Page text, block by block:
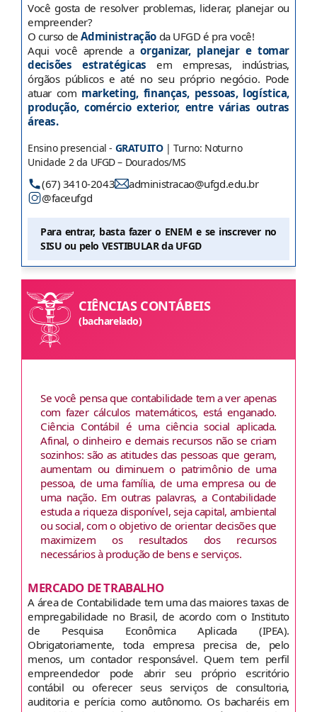
Você gosta de resolver problemas, liderar, planejar ou
empreender?
O curso deAdministraçãoda UFGD é pra você!
Aqui você aprende aorganizar, planejar e tomar
decisões estratégicas em empresas, indústrias,
órgãos públicos e até no seu próprio negócio. Pode
atuar com marketing, finanças, pessoas, logística,
produção, comércio exterior, entre várias outras
áreas.
Ensino presencial - GRATUITO| Turno: Noturno
Unidade 2 da UFGD – Dourados/MS
(67) 3410-2043
administracao@ufgd.edu.br
@faceufgd
Para entrar, basta fazer o ENEM e se inscrever no
SISU ou pelo VESTIBULAR da UFGD
CIÊNCIAS CONTÁBEIS
(bacharelado)
Se você pensa que contabilidade tem a ver apenas
com fazer cálculos matemáticos, está enganado.
Ciência Contábil é uma ciência social aplicada.
Afinal, o dinheiro e demais recursos não se criam
sozinhos: são as atitudes das pessoas que geram,
aumentam ou diminuem o patrimônio de uma
pessoa, de uma família, de uma empresa ou de
uma nação. Em outras palavras, a Contabilidade
estuda a riqueza disponível, seja capital, ambiental
ou social, com o objetivo de orientar decisões que
maximizem os resultados dos recursos
necessários à produção de bens e serviços.
MERCADO DE TRABALHO
A área de Contabilidade tem uma das maiores taxas de
empregabilidade no Brasil, de acordo com o Instituto
de Pesquisa Econômica Aplicada (IPEA).
Obrigatoriamente, toda empresa precisa de, pelo
menos, um contador responsável. Quem tem perfil
empreendedor pode abrir seu próprio escritório
contábil ou oferecer seus serviços de consultoria,
auditoria e perícia como autônomo. Os bacharéis em